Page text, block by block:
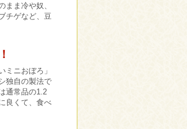
ま冷や奴、
チゲなど、豆
ミニおぼろ」
独自の製法で
通常品の1.2
良くて、食べ